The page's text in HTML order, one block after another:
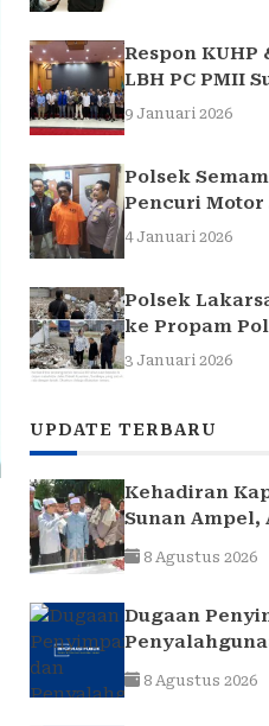
Respon KUHP
LBH PC PMII
9 Januari 2026
Polsek
Pencuri Motor
Jadi Amuk
4 Januari 2026
Polsek
ke Propam
Kasus Nenek
3 Januari 2026
UPDATE TERBARU
Kehadiran
Sunan Ampel,
Kurniawan
Polri dan
8 Agustus 2026
Dugaan
Keuangan
Waru . Kab .
8 Agustus 2026